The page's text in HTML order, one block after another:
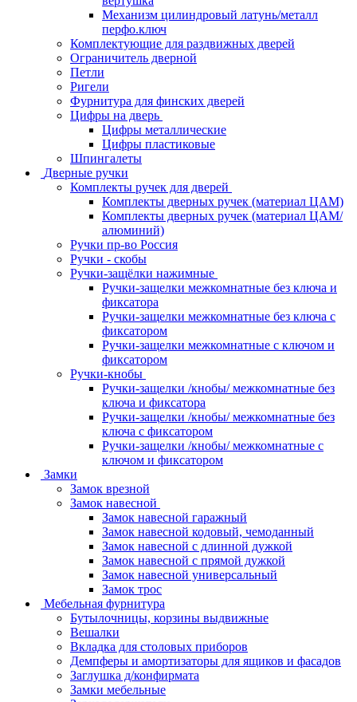
Механизм цилиндровый латунь/металл
перфо.ключ
Комплектующие для раздвижных дверей
Ограничитель дверной
Петли
Ригели
Фурнитура для финских дверей
Цифры на дверь
Цифры металлические
Цифры пластиковые
Шпингалеты
Дверные ручки
Комплекты ручек для дверей
Комплекты дверных ручек (материал ЦАМ)
Комплекты дверных ручек (материал ЦАМ/
алюминий)
Ручки пр-во Россия
Ручки - скобы
Ручки-защёлки нажимные
Ручки-защелки межкомнатные без ключа и
фиксатора
Ручки-защелки межкомнатные без ключа с
фиксатором
Ручки-защелки межкомнатные с ключом и
фиксатором
Ручки-кнобы
Ручки-защелки /кнобы/ межкомнатные без
ключа и фиксатора
Ручки-защелки /кнобы/ межкомнатные без
ключа с фиксатором
Ручки-защелки /кнобы/ межкомнатные с
ключом и фиксатором
Замки
Замок врезной
Замок навесной
Замок навесной гаражный
Замок навесной кодовый, чемоданный
Замок навесной с длинной дужкой
Замок навесной с прямой дужкой
Замок навесной универсальный
Замок трос
Мебельная фурнитура
Бутылочницы, корзины выдвижные
Вешалки
Вкладка для столовых приборов
Демпферы и амортизаторы для ящиков и фасадов
Заглушка д/конфирмата
Замки мебельные